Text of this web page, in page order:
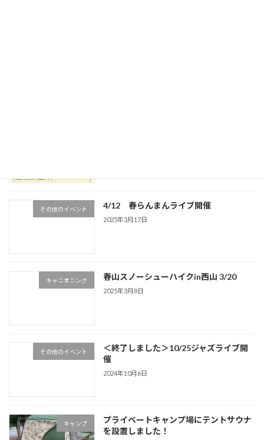
その他のイベント 4/12 春らんまんライブ開催
2025年3月17日
キャニオニング 春山スノーシューハイクin西山 3/20
2025年3月8日
その他のイベント
＜終了しました＞10/25ジャズライブ開
催
2024年10月6日
キャンプ
プライベートキャンプ場にテントサウナ
を設置しました！